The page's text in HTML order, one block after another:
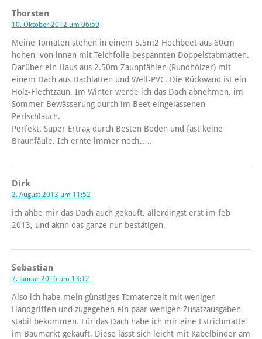
Thorsten
10. Oktober 2012 um 06:59
Meine Tomaten stehen in einem 5.5m2 Hochbeet aus 60cm
hohen, von innen mit Teichfolie bespannten Doppelstabmatten.
Darüber ein Haus aus 2.50m Zaunpfählen (Rundhölzer) mit
einem Dach aus Dachlatten und Well-PVC. Die Rückwand ist ein
Holz-Flechtzaun. Im Winter werde ich das Dach abnehmen, im
Sommer Bewässerung durch im Beet eingelassenen
Perlschlauch.
Perfekt. Super Ertrag durch Besten Boden und fast keine
Braunfäule. Ich ernte immer noch…..
Dirk
2. August 2013 um 11:52
ich ahbe mir das Dach auch gekauft, allerdingst erst im feb
2013, und aknn das ganze nur bestätigen.
Sebastian
7. Januar 2016 um 13:12
Also ich habe mein günstiges Tomatenzelt mit wenigen
Handgriffen und zugegeben ein paar wenigen Zusatzausgaben
stabil bekommen. Für das Dach habe ich mir eine Estrichmatte
im Baumarkt gekauft. Diese lässt sich leicht mit Kabelbinder am